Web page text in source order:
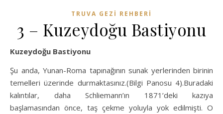
TRUVA GEZI REHBERI
3 – Kuzeydoğu Bastiyonu
Kuzeydoğu Bastiyonu
Şu anda, Yunan-Roma tapınağının sunak yerlerinden birinin
temelleri üzerinde durmaktasınız.(Bilgi Panosu 4).Buradaki
kalıntılar, daha Schliemann’ın 1871’deki kazıya
başlamasından önce, taş çekme yoluyla yok edilmişti. O